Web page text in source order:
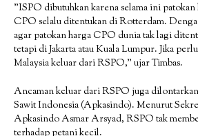
”ISPO dibutuhkan karena selama ini
CPO selalu ditentukan di Rotterdam.
agar patokan harga CPO dunia tak lagi
tetapi di Jakarta atau Kuala Lumpur. Jika
Malaysia keluar dari RSPO,” ujar Timbas.
Ancaman keluar dari RSPO juga
Sawit Indonesia (Apkasindo). Menurut
Apkasindo Asmar Arsyad, RSPO tak
terhadap petani kecil.